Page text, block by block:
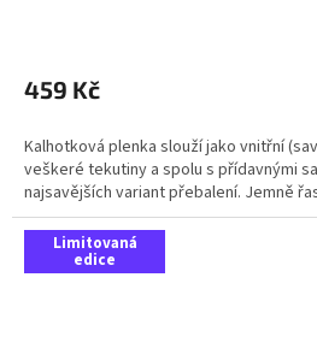
459 Kč
Kalhotková plenka slouží jako vnitřní
veškeré tekutiny a spolu s přídavnými
najsavějších variant přebalení. Jemně
Limitovaná
edice